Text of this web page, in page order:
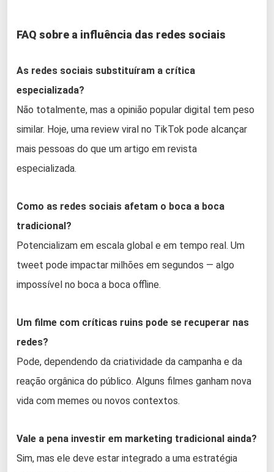
FAQ sobre a influência das redes sociais
As redes sociais substituíram a crítica
especializada?
Não totalmente, mas a opinião popular digital tem peso
similar. Hoje, uma review viral no TikTok pode alcançar
mais pessoas do que um artigo em revista
especializada.
Como as redes sociais afetam o boca a boca
tradicional?
Potencializam em escala global e em tempo real. Um
tweet pode impactar milhões em segundos — algo
impossível no boca a boca offline.
Um filme com críticas ruins pode se recuperar nas
redes?
Pode, dependendo da criatividade da campanha e da
reação orgânica do público. Alguns filmes ganham nova
vida com memes ou novos contextos.
Vale a pena investir em marketing tradicional ainda?
Sim, mas ele deve estar integrado a uma estratégia